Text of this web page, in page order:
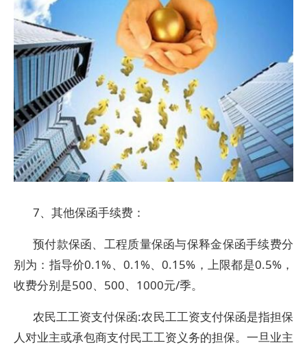
7、其他保函手续费：
预付款保函、工程质量保函与保释金保函手续费分
别为：指导价0.1%、0.1%、0.15%，上限都是0.5%，
收费分别是500、500、1000元/季。
农民工工资支付保函:农民工工资支付保函是指担保
人对业主或承包商支付民工工资义务的担保。一旦业主